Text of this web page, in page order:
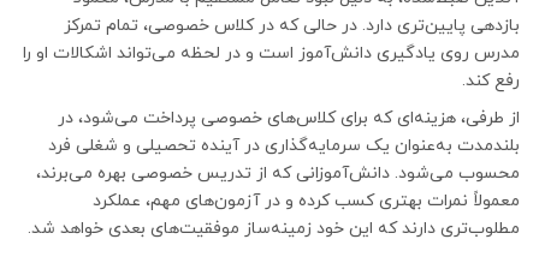
بازدهی پایین‌تری دارد. در حالی که در کلاس خصوصی، تمام تمرکز
مدرس روی یادگیری دانش‌آموز است و در لحظه می‌تواند اشکالات او را
رفع کند.
از طرفی، هزینه‌ای که برای کلاس‌های خصوصی پرداخت می‌شود، در
بلندمدت به‌عنوان یک سرمایه‌گذاری در آینده تحصیلی و شغلی فرد
محسوب می‌شود. دانش‌آموزانی که از تدریس خصوصی بهره می‌برند،
معمولاً نمرات بهتری کسب کرده و در آزمون‌های مهم، عملکرد
مطلوب‌تری دارند که این خود زمینه‌ساز موفقیت‌های بعدی خواهد شد.